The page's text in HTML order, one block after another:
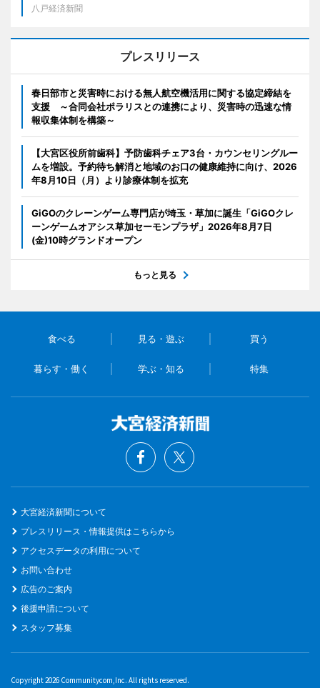
八戸経済新聞
プレスリリース
春日部市と災害時における無人航空機活用に関する協定締結を
支援 ～合同会社ポラリスとの連携により、災害時の迅速な情
報収集体制を構築～
【大宮区役所前歯科】予防歯科チェア3台・カウンセリングルー
ムを増設。予約待ち解消と地域のお口の健康維持に向け、2026
年8月10日（月）より診療体制を拡充
GiGOのクレーンゲーム専門店が埼玉・草加に誕生「GiGOクレ
ーンゲームオアシス草加セーモンプラザ」2026年8月7日
(金)10時グランドオープン
もっと見る
食べる 見る・遊ぶ 買う
暮らす・働く 学ぶ・知る 特集
大宮経済新聞について
プレスリリース・情報提供はこちらから
アクセスデータの利用について
お問い合わせ
広告のご案内
後援申請について
スタッフ募集
Copyright 2026 Communitycom,Inc. All rights reserved.